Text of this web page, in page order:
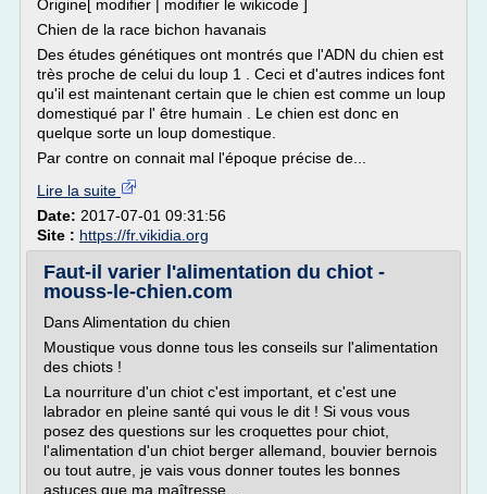
Origine[ modifier | modifier le wikicode ]
Chien de la race bichon havanais
Des études génétiques ont montrés que l'ADN du chien est
très proche de celui du loup 1 . Ceci et d'autres indices font
qu'il est maintenant certain que le chien est comme un loup
domestiqué par l' être humain . Le chien est donc en
quelque sorte un loup domestique.
Par contre on connait mal l'époque précise de...
Lire la suite
Date: 2017-07-01 09:31:56
Site : https://fr.vikidia.org
Faut-il varier l'alimentation du chiot -
mouss-le-chien.com
Dans Alimentation du chien
Moustique vous donne tous les conseils sur l'alimentation
des chiots !
La nourriture d'un chiot c'est important, et c'est une
labrador en pleine santé qui vous le dit ! Si vous vous
posez des questions sur les croquettes pour chiot,
l'alimentation d'un chiot berger allemand, bouvier bernois
ou tout autre, je vais vous donner toutes les bonnes
astuces que ma maîtresse...